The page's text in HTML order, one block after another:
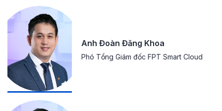
Anh Đoàn Đăng Khoa
Phó Tổng Giám đốc FPT Smart Cloud